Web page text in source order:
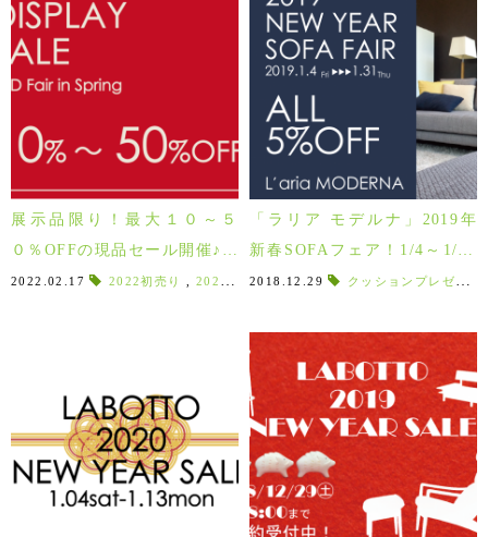
展示品限り！最大１０～５
０％OFFの現品セール開催♪新
生活をお買い得に始めよう！
2022.02.17 2022初売り 2022年 ,2022, 展示品 , 先行予約,新春価格
「ラリア モデルナ」2019年
新春SOFAフェア！1/4～1/31
まで！！
2018.12.29 クッションプレゼント